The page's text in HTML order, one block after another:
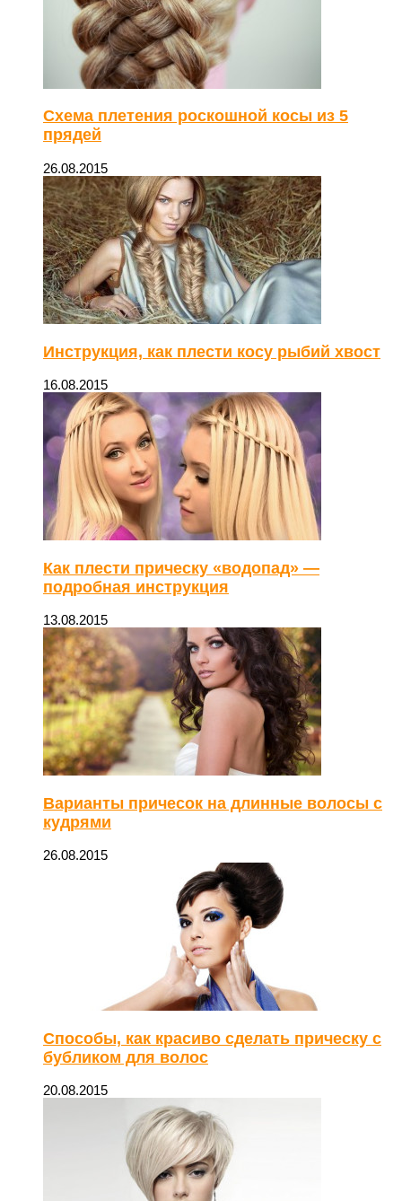
Схема плетения роскошной косы из 5
прядей
26.08.2015
Инструкция, как плести косу рыбий хвост
16.08.2015
Как плести прическу «водопад» —
подробная инструкция
13.08.2015
Варианты причесок на длинные волосы с
кудрями
26.08.2015
Способы, как красиво сделать прическу с
бубликом для волос
20.08.2015